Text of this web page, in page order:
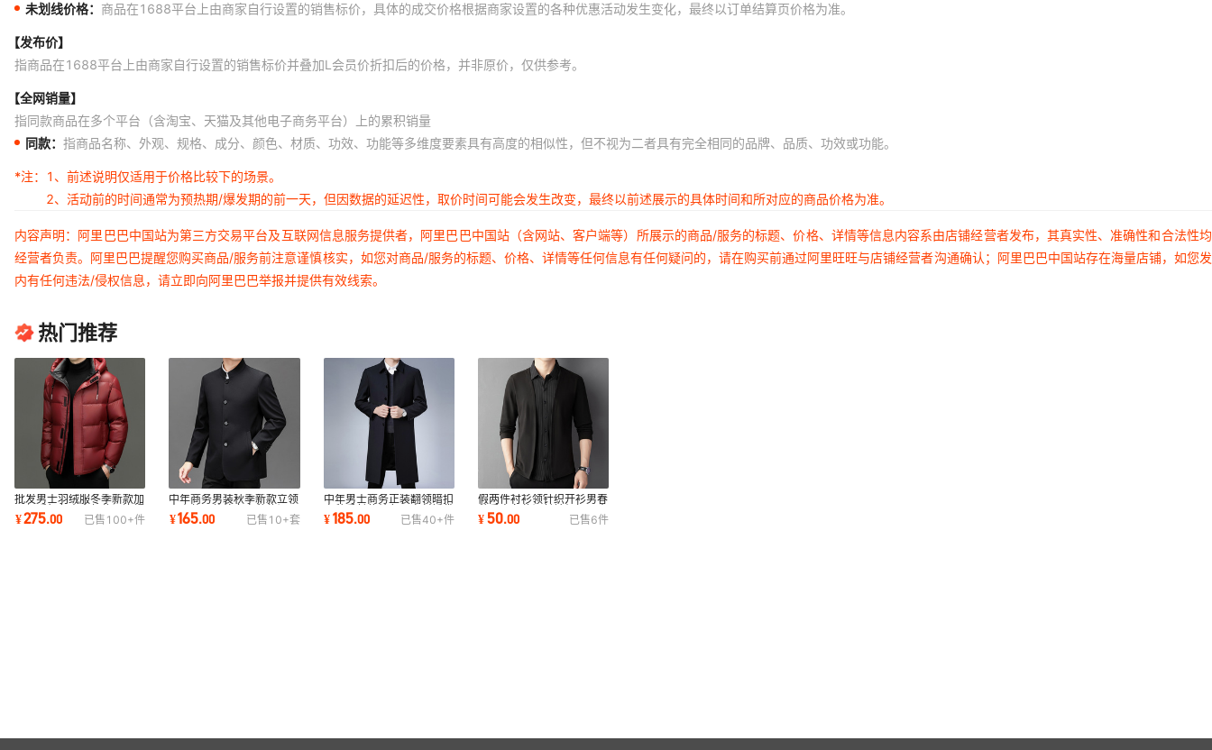
未划线价格： 商品在1688平台上由商家自行设置的销售标价，具体的成交价格根据商家设置的各种优惠活动发生变化，最终以订单结算页价格为准。
【发布价】
指商品在1688平台上由商家自行设置的销售标价并叠加L会员价折扣后的价格，并非原价，仅供参考。
【全网销量】
指同款商品在多个平台（含淘宝、天猫及其他电子商务平台）上的累积销量
同款： 指商品名称、外观、规格、成分、颜色、材质、功效、功能等多维度要素具有高度的相似性，但不视为二者具有完全相同的品牌、品质、功效或功能。
*注：
1、前述说明仅适用于价格比较下的场景。
2、活动前的时间通常为预热期/爆发期的前一天，但因数据的延迟性，取价时间可能会发生改变，最终以前述展示的具体时间和所对应的商品价格为准。
内容声明：阿里巴巴中国站为第三方交易平台及互联网信息服务提供者，阿里巴巴中国站（含网站、客户端等）所展示的商品/服务的标题、价格、详情等信息内容系由店铺经营者发布，其真实性、准确性和合法性
经营者负责。阿里巴巴提醒您购买商品/服务前注意谨慎核实，如您对商品/服务的标题、价格、详情等任何信息有任何疑问的，请在购买前通过阿里旺旺与店铺经营者沟通确认；阿里巴巴中国站存在海量店铺，如您
内有任何违法/侵权信息，请立即向阿里巴巴举报并提供有效线索。
热门推荐
批发男士羽绒服冬季新款加
厚保暖红色本命年休闲连帽
面包服外套男
¥275.00 已售 100+件
中年商务男装秋季新款立领
中山装西装外套春秋休闲西
服爸爸装上衣
¥165.00 已售 10+套
中年男士商务正装翻领暗扣
春秋季长款纯色风衣斜插袋
行政风
¥185.00 已售40+件
假两件衬衫领针织开衫男春
秋季商务休闲长袖纽扣男士
拼接外套
¥50.00 已售6件